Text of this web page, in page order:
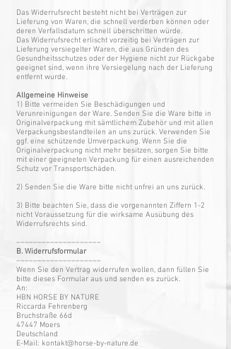
Das Widerrufsrecht besteht nicht bei Verträgen zur
Lieferung von Waren, die schnell verderben können oder
deren Verfallsdatum schnell überschritten würde.
Das Widerrufsrecht erlischt vorzeitig bei Verträgen zur
Lieferung versiegelter Waren, die aus Gründen des
Gesundheitsschutzes oder der Hygiene nicht zur Rückgabe
geeignet sind, wenn ihre Versiegelung nach der Lieferung
entfernt wurde.
Allgemeine Hinweise
1) Bitte vermeiden Sie Beschädigungen und
Verunreinigungen der Ware. Senden Sie die Ware bitte in
Originalverpackung mit sämtlichem Zubehör und mit allen
Verpackungsbestandteilen an uns zurück. Verwenden Sie
ggf. eine schützende Umverpackung. Wenn Sie die
Originalverpackung nicht mehr besitzen, sorgen Sie bitte
mit einer geeigneten Verpackung für einen ausreichenden
Schutz vor Transportschäden.
2) Senden Sie die Ware bitte nicht unfrei an uns zurück.
3) Bitte beachten Sie, dass die vorgenannten Ziffern 1-2
nicht Voraussetzung für die wirksame Ausübung des
Widerrufsrechts sind.
––––––––––––––––––––
B. Widerrufsformular
––––––––––––––––––––
Wenn Sie den Vertrag widerrufen wollen, dann füllen Sie
bitte dieses Formular aus und senden es zurück.
An:
HBN HORSE BY NATURE
Riccarda Fehrenberg
Bruchstraße 66d
47447 Moers
Deutschland
E-Mail: kontakt@horse-by-nature.de